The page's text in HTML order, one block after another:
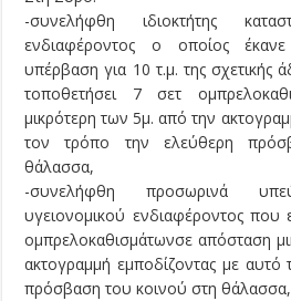
-συνελήφθη ιδιοκτήτης
ενδιαφέροντος ο οποίος
υπέρβαση για 10 τ.μ. της σχετικής
τοποθετήσει 7 σετ
μικρότερη των 5μ. από την
τον τρόπο την ελεύθερη
θάλασσα,
-συνελήφθη προσωρινά
υγειονομικού ενδιαφέροντος που
ομπρελοκαθισμάτωνσε απόσταση
ακτογραμμή εμποδίζοντας με
πρόσβαση του κοινού στη θάλασσα,